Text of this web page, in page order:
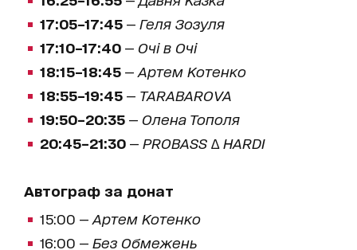
17:05–17:45 — Геля Зозуля
17:10–17:40 — Очі в Очі
18:15–18:45 — Артем Котенко
18:55–19:45 — TARABAROVA
19:50–20:35 — Олена Тополя
20:45–21:30 — PROBASS ∆ HARDI
Автограф за донат
15:00 — Артем Котенко
16:00 — Без Обмежень